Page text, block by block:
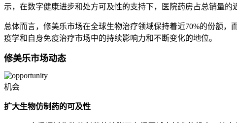
示，在数字健康进步和处方可及性的支持下，医院药房占总销量的
总体而言，修美乐市场在全球生物治疗领域保持着近70%的份额
疫学和自身免疫治疗市场中的持续影响力和不断变化的地位。
修美乐市场动态
机会
扩大生物仿制药的可及性